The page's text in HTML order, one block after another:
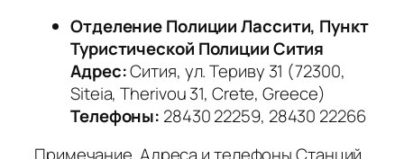
Отделение Полиции Лассити, Пункт
Туристической Полиции Сития
Адрес:Сития, ул. Териву 31 (72300,
Siteia, Therivou 31, Crete, Greece)
Телефоны: 28430 22259, 28430 22266